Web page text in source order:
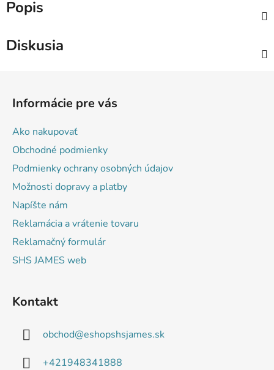
Popis
Diskusia
Informácie pre vás
Ako nakupovať
Obchodné podmienky
Podmienky ochrany osobných údajov
Možnosti dopravy a platby
Napíšte nám
Reklamácia a vrátenie tovaru
Reklamačný formulár
SHS JAMES web
Kontakt
obchod@eshopshsjames.sk
+421948341888